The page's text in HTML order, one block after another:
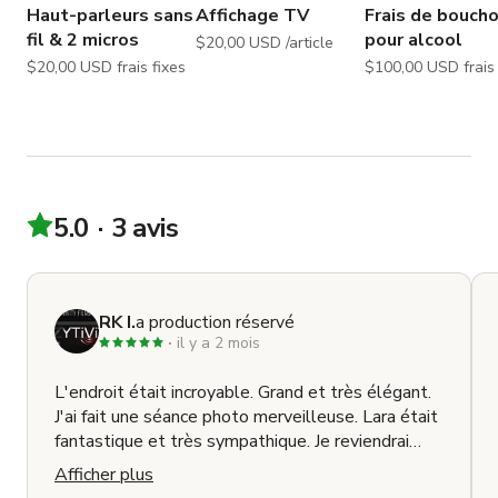
showers, anniversaires d'enfants, remises de diplômes,
et plus..)
Tournages commerciaux & contenu de marque /
sociaux + UGC
Interviews, clips musicaux et contenu YouTube
photo/vidéo
Ateliers créatifs & activations de marque
Réunions, castings ou création de contenu
Réunions créatives ou d'équipe / sessions de stratégie
de marque
Consultations clients ou interviews / journées de
planification ou tableau de vision
Haut-parleurs sans
fil & 2 micros
$20,00 USD frais fixes
Affichage TV
$20,00 USD /article
Frais de
pour alcool
$100,00
5.0 3 avis
RK I.a production réservé
il y a 2 mois
L'endroit était incroyable. Grand et très élégant.
J'ai fait une séance photo merveilleuse. Lara était
fantastique et très sympathique. Je reviendrai
certainement.
Afficher plus